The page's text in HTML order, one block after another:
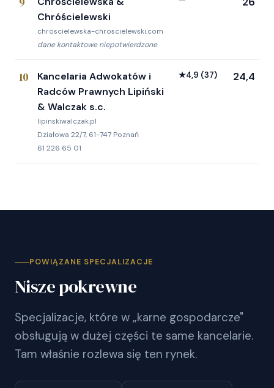
Chróścielewski
chroscielewska-chroscielewski.com
dane kontaktowe niepotwierdzone
10
Kancelaria Adwokatów i
Radców Prawnych Lipiński
& Walczak s.c.
lipinskiwalczak.pl
Działowa 22/7, 61-747 Poznań
61 226 65 01
★4,9 (37) 24,4
POWIĄZANE SPECJALIZACJE
Nisze pokrewne
Specjalizacje, które w „karne gospodarcze"
obsługują w dużej części te same kancelarie.
Tam właśnie rozlewa się ten rynek.